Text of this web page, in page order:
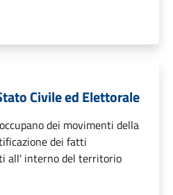
Civile ed Elettorale
dei movimenti della
dei fatti
all' interno del territorio